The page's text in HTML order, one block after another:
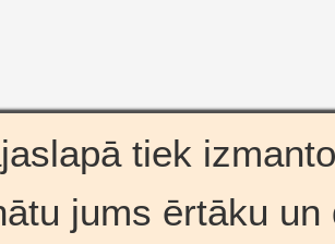
tiek
jums ērtāku